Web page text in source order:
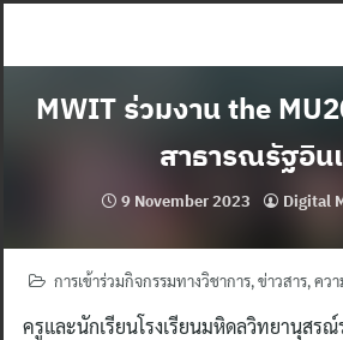
MWIT ร่วมงาน the
สาธารณรัฐอิน
9 November 2023 Digital
การเข้าร่วมกิจกรรมทางวิชาการ,ข่าวสาร,ควา
ครูและนักเรียนโรงเรียนมหิดลวิทยานุสรณ์